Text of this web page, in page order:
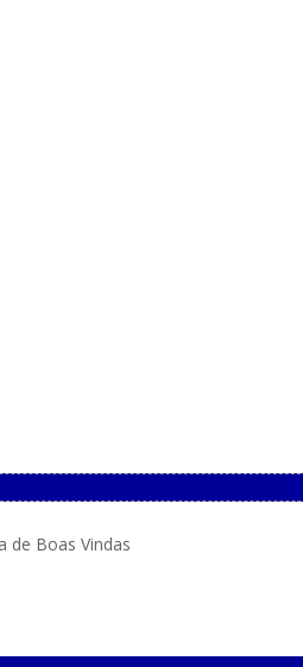
de Boas Vindas